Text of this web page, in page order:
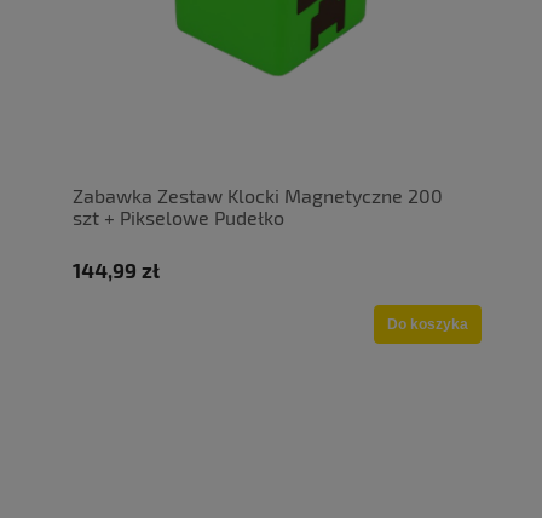
Zabawka Zestaw Klocki Magnetyczne 200
szt + Pikselowe Pudełko
144,99 zł
Do koszyka